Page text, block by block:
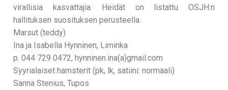
virallisia kasvattajia. Heidät on listattu OSJH:n
hallituksen suosituksen perusteella.
Marsut (teddy)
Ina ja Isabella Hynninen, Liminka
p. 044 729 0472, hynninen.ina(a)gmail.com
Syyrialaiset hamsterit (pk, lk, satiini: normaali)
Sanna Stenius, Tupos